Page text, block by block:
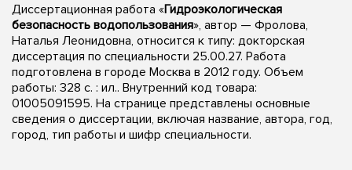
Диссертационная работа «Гидроэкологическая
безопасность водопользования», автор — Фролова,
Наталья Леонидовна, относится к типу: докторская
диссертация по специальности 25.00.27. Работа
подготовлена в городе Москва в 2012 году. Объем
работы: 328 с. : ил.. Внутренний код товара:
01005091595. На странице представлены основные
сведения о диссертации, включая название, автора, год,
город, тип работы и шифр специальности.